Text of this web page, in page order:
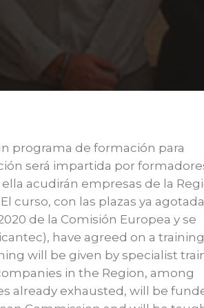
programa de formación para
será impartida por
acudirán empresas de la
curso, con las plazas ya
de la Comisión Europea y se
have agreed on a training
will be given by specialist
in the Region, among
already exhausted, will be